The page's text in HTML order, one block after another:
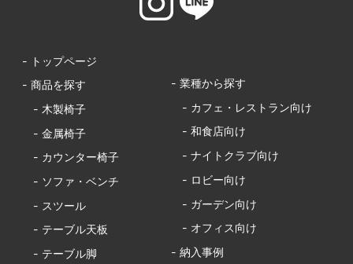
- トップページ
- 商品を探す
- 木製椅子
- 金属椅子
- カウンター椅子
- ソファ・ベンチ
- スツール
- テーブル天板
- テーブル脚
- 業種から探す
- カフェ・レストラン向け
- 和食店向け
- ナイトクラブ向け
- ロビー向け
- ガーデン向け
- オフィス向け
- 納入事例